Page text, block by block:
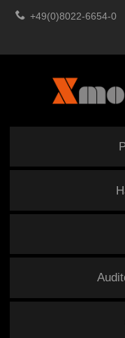
+49(0)8022-6654-0